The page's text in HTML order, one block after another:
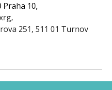
Praha 10,
251, 511 01 Turnov